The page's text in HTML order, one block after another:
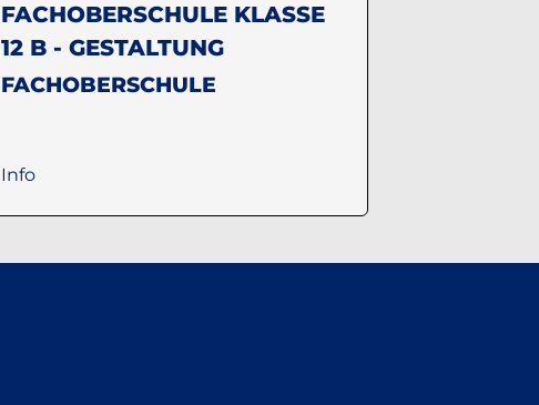
FACHOBERSCHULE KLASSE
12 B - GESTALTUNG
FACHOBERSCHULE
Info